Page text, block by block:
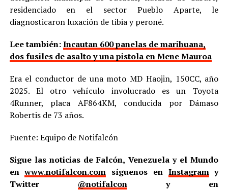
residenciado en el sector Pueblo Aparte, le
diagnosticaron luxación de tibia y peroné.
Lee también:Incautan 600 panelas de marihuana,
dos fusiles de asalto y una pistola en Mene Mauroa
Era el conductor de una moto MD Haojin, 150CC, año
2025. El otro vehículo involucrado es un Toyota
4Runner, placa AF864KM, conducida por Dámaso
Robertis de 73 años.
Fuente: Equipo de Notifalcón
Sigue las noticias de Falcón, Venezuela y el Mundo
enwww.notifalcon.com síguenos en Instagramy
Twitter @notifalcony en